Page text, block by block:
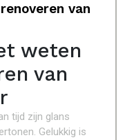
van
weten
van
tijd zijn glans
Gelukkig is